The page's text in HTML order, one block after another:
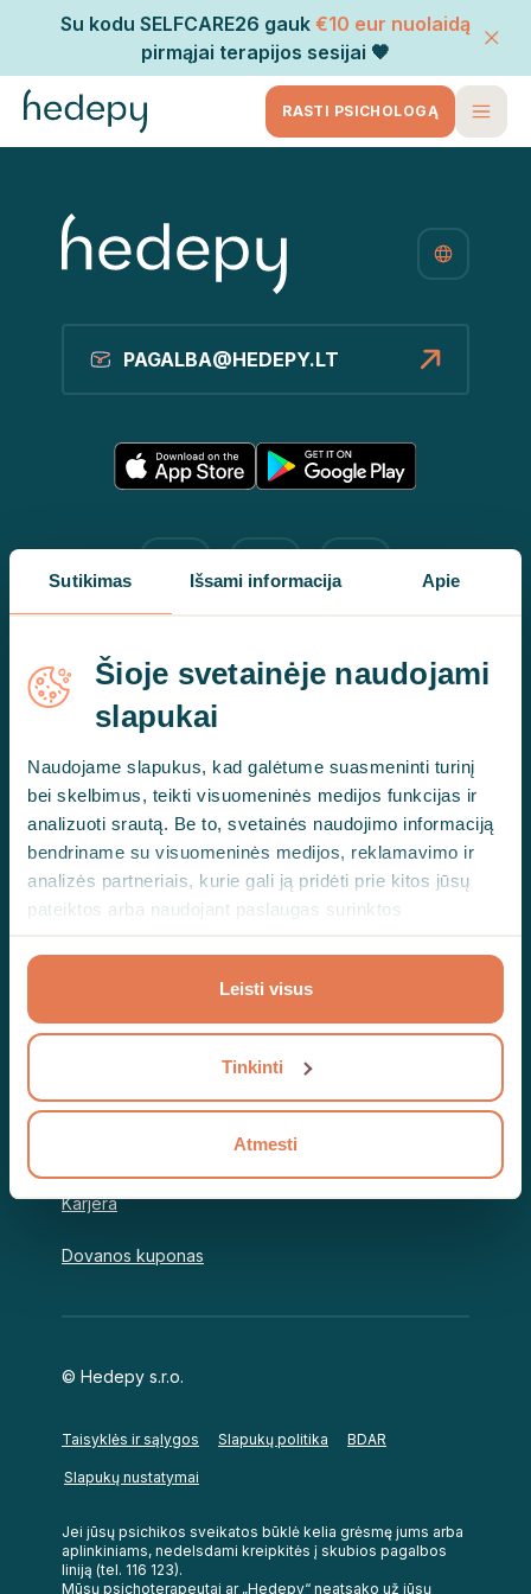
Sutikimas Išsami informacija Apie
Šioje svetainėje naudojami
slapukai
Naudojame slapukus, kad galėtume suasmeninti turinį
bei skelbimus, teikti visuomeninės medijos funkcijas ir
analizuoti srautą. Be to, svetainės naudojimo informaciją
bendriname su visuomeninės medijos, reklamavimo ir
analizės partneriais, kurie gali ją pridėti prie kitos jūsų
pateiktos arba naudojant paslaugas surinktos
Leisti visus
Tinkinti
Atmesti
Su kodu SELFCARE26 gauk €10 eur nuolaidą
pirmąjai terapijos sesijai 🧡
RASTI PSICHOLOGĄ
PAGALBA@HEDEPY.LT
Apie terapiją
Kaip atrodo pirmoji sesija?
Gali dominti
Kita
Psichoterapeutams
Karjera
Dovanos kuponas
© Hedepy s.r.o.
Taisyklės ir sąlygos Slapukų politika BDAR
Slapukų nustatymai
Jei jūsų psichikos sveikatos būklė kelia grėsmę jums arba
aplinkiniams, nedelsdami kreipkitės į skubios pagalbos
liniją (tel. 116 123).
Mūsų psichoterapeutai ar „Hedepy“ neatsako už jūsų